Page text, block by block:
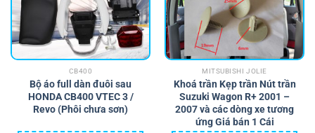
CB400
Bộ áo full dàn đuôi sau
HONDA CB400 VTEC 3 /
Revo (Phôi chưa sơn)
MITSUBISHI JOLIE
Khoá trần Kẹp trần Nút trần
Suzuki Wagon R+ 2001 –
2007 và các dòng xe tương
ứng Giá bán 1 Cái